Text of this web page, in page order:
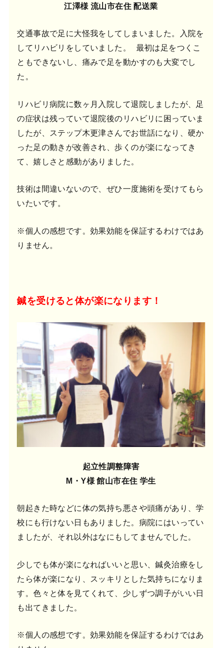
江澤様 流山市在住 配送業
交通事故で足に大怪我をしてしまいました。入院を
してリハビリをしていました。 最初は足をつくこ
ともできないし、痛みで足を動かすのも大変でし
た。
リハビリ病院に数ヶ月入院して退院しましたが、足
の症状は残っていて退院後のリハビリに困っていま
したが、ステップ木更津さんでお世話になり、硬か
った足の動きが改善され、歩くのが楽になってき
て、嬉しさと感動がありました。
技術は間違いないので、ぜひ一度施術を受けてもら
いたいです。
※個人の感想です。効果効能を保証するわけではあ
りません。
鍼を受けると体が楽になります！
起立性調整障害
M・Y様 館山市在住 学生
朝起きた時などに体の気持ち悪さや頭痛があり、学
校にも行けない日もありました。病院にはいってい
ましたが、それ以外はなにもしてませんでした。
少しでも体が楽になればいいと思い、鍼灸治療をし
たら体が楽になり、スッキリとした気持ちになりま
す。色々と体を見てくれて、少しずつ調子がいい日
も出てきました。
※個人の感想です。効果効能を保証するわけではあ